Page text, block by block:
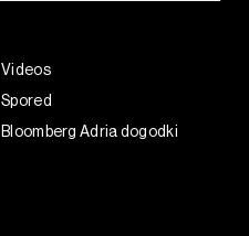
Videos
Spored
Bloomberg Adria dogodki